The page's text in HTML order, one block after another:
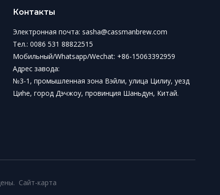
Контакты
Электронная почта: sasha@cassmanbrew.com
Тел.: 0086 531 88822515
Мобильный/Whatsapp/Wechat: +86-15063392959
Адрес завода:
№3-1, промышленная зона Вэйли, улица Цилиу, уезд
Циhe, город Дэчжоу, провинция Шаньдун, Китай.
Сайт-карта